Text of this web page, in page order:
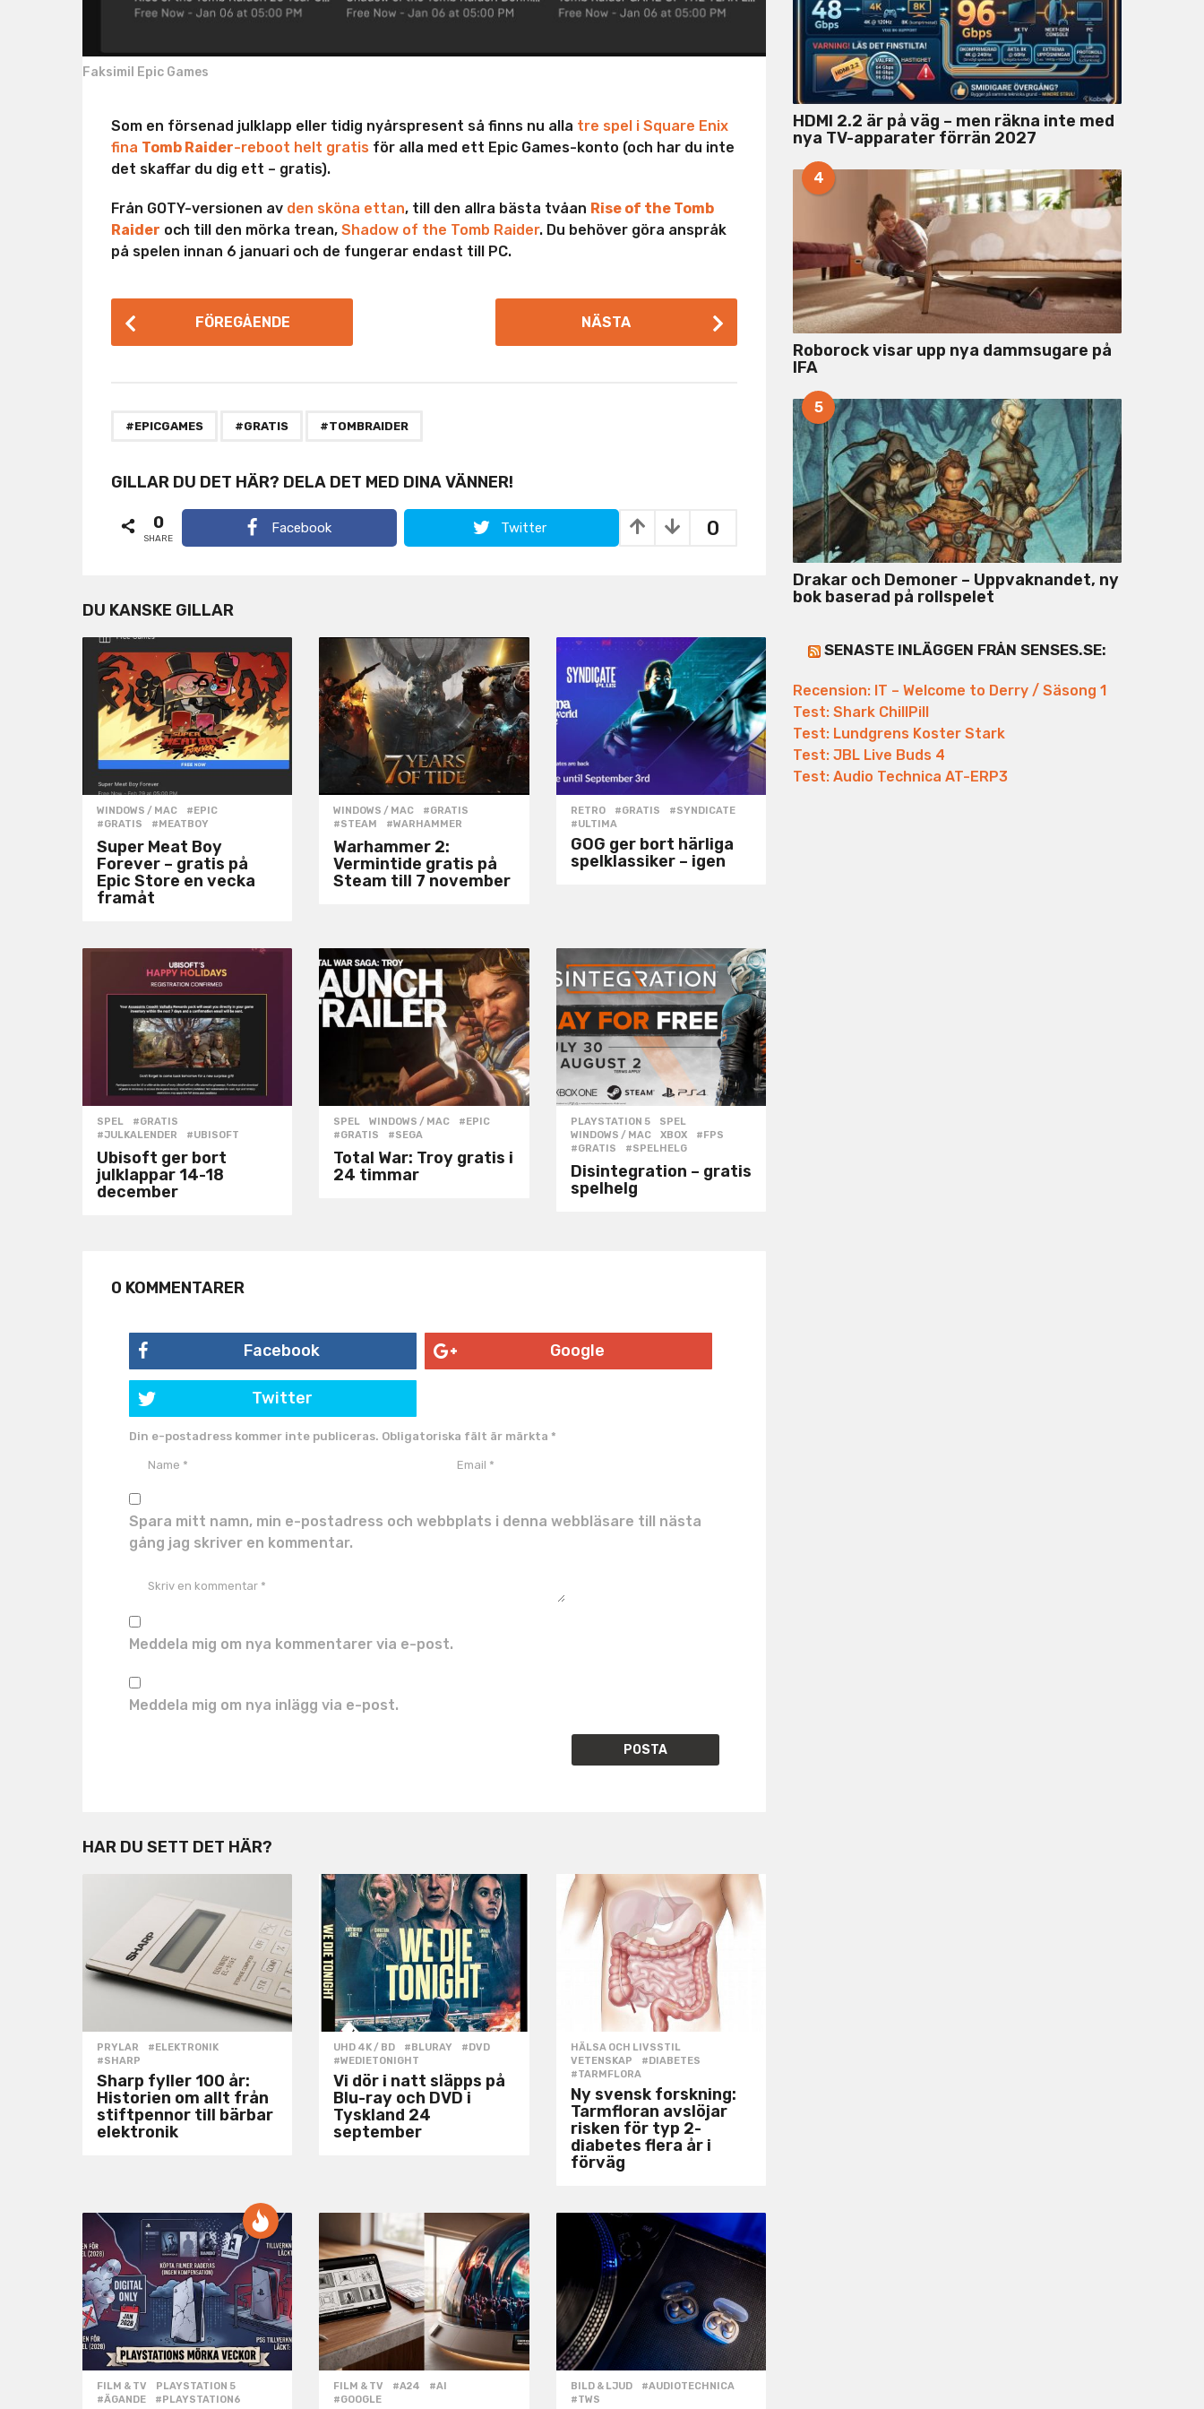
Faksimil Epic Games
Som en försenad julklapp eller tidig nyårspresent så finns nu alla tre spel i Square Enix
fina Tomb Raider-reboot helt gratis för alla med ett Epic Games-konto (och har du inte
det skaffar du dig ett – gratis).
Från GOTY-versionen av den sköna ettan, till den allra bästa tvåan Rise of the Tomb
Raider och till den mörka trean, Shadow of the Tomb Raider. Du behöver göra anspråk
på spelen innan 6 januari och de fungerar endast till PC.
P
o
P
g
t
i
o
n
FÖREGÅENDE NÄSTA
#EPICGAMES #GRATIS #TOMBRAIDER
GILLAR DU DET HÄR? DELA DET MED DINA VÄNNER!
0
0
SHARE
Facebook Twitter
DU KANSKE GILLAR
WINDOWS / MAC #EPIC
#GRATIS
,#MEATBOY
Super Meat Boy
Forever – gratis på
Epic Store en vecka
framåt
WINDOWS / MAC #GRATIS
#STEAM
,#WARHAMMER
Warhammer 2:
Vermintide gratis på
Steam till 7 november
RETRO #GRATIS ,#SYNDICATE
#ULTIMA
GOG ger bort härliga
spelklassiker – igen
SPEL #GRATIS
#JULKALENDER
,#UBISOFT
Ubisoft ger bort
julklappar 14-18
december
SPEL ,WINDOWS / MAC #EPIC
#GRATIS
,#SEGA
Total War: Troy gratis i
24 timmar
PLAYSTATION 5 ,SPEL
WINDOWS / MAC
,XBOX #FPS
#GRATIS
,#SPELHELG
Disintegration – gratis
spelhelg
0 KOMMENTARER
Facebook Google
Twitter
Din e-postadress kommer inte publiceras. Obligatoriska fält är märkta *
Spara mitt namn, min e-postadress och webbplats i denna webbläsare till nästa
gång jag skriver en kommentar.
Meddela mig om nya kommentarer via e-post.
Meddela mig om nya inlägg via e-post.
HAR DU SETT DET HÄR?
PRYLAR #ELEKTRONIK
#SHARP
Sharp fyller 100 år:
Historien om allt från
stiftpennor till bärbar
elektronik
UHD 4K / BD #BLURAY ,#DVD
#WEDIETONIGHT
Vi dör i natt släpps på
Blu-ray och DVD i
Tyskland 24
september
HÄLSA OCH LIVSSTIL
VETENSKAP
#DIABETES
#TARMFLORA
Ny svensk forskning:
Tarmfloran avslöjar
risken för typ 2-
diabetes flera år i
förväg
FILM & TV ,PLAYSTATION 5
#ÄGANDE
,#PLAYSTATION6
FILM & TV #A24 ,#AI
#GOOGLE
BILD & LJUD #AUDIOTECHNICA
#TWS
HDMI 2.2 är på väg – men räkna inte med
nya TV-apparater förrän 2027
4
Roborock visar upp nya dammsugare på
IFA
5
Drakar och Demoner – Uppvaknandet, ny
bok baserad på rollspelet
SENASTE INLÄGGEN FRÅN SENSES.SE:
Recension: IT – Welcome to Derry / Säsong 1
Test: Shark ChillPill
Test: Lundgrens Koster Stark
Test: JBL Live Buds 4
Test: Audio Technica AT-ERP3